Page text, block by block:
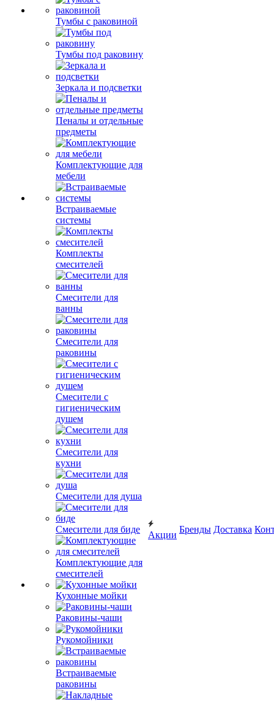
Тумбы с раковиной
Тумбы под раковину
Зеркала и подсветки
Пеналы и отдельные
предметы
Комплектующие для
мебели
Встраиваемые
системы
Комплекты
смесителей
Смесители для
ванны
Смесители для
раковины
Смесители с
гигиеническим
душем
Смесители для
кухни
Смесители для душа
Смесители для биде
Комплектующие для
смесителей
Кухонные мойки
Раковины-чаши
Рукомойники
Встраиваемые
раковины
Акции
Бренды Доставка